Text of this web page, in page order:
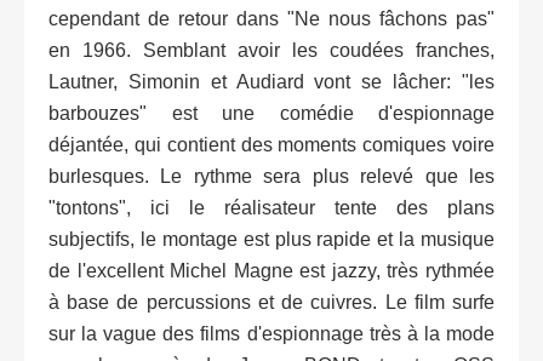
cependant de retour dans "Ne nous fâchons pas"
en 1966. Semblant avoir les coudées franches,
Lautner, Simonin et Audiard vont se lâcher: "les
barbouzes" est une comédie d'espionnage
déjantée, qui contient des moments comiques voire
burlesques. Le rythme sera plus relevé que les
"tontons", ici le réalisateur tente des plans
subjectifs, le montage est plus rapide et la musique
de l'excellent Michel Magne est jazzy, très rythmée
à base de percussions et de cuivres. Le film surfe
sur la vague des films d'espionnage très à la mode